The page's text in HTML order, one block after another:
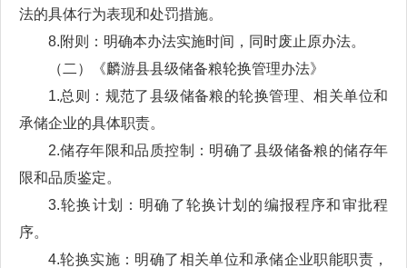
法的具体行为表现和处罚措施。
8.附则：明确本办法实施时间，同时废止原办法。
（二）《麟游县县级储备粮轮换管理办法》
1.总则：规范了县级储备粮的轮换管理、相关单位和
承储企业的具体职责。
2.储存年限和品质控制：明确了县级储备粮的储存年
限和品质鉴定。
3.轮换计划：明确了轮换计划的编报程序和审批程
序。
4.轮换实施：明确了相关单位和承储企业职能职责，